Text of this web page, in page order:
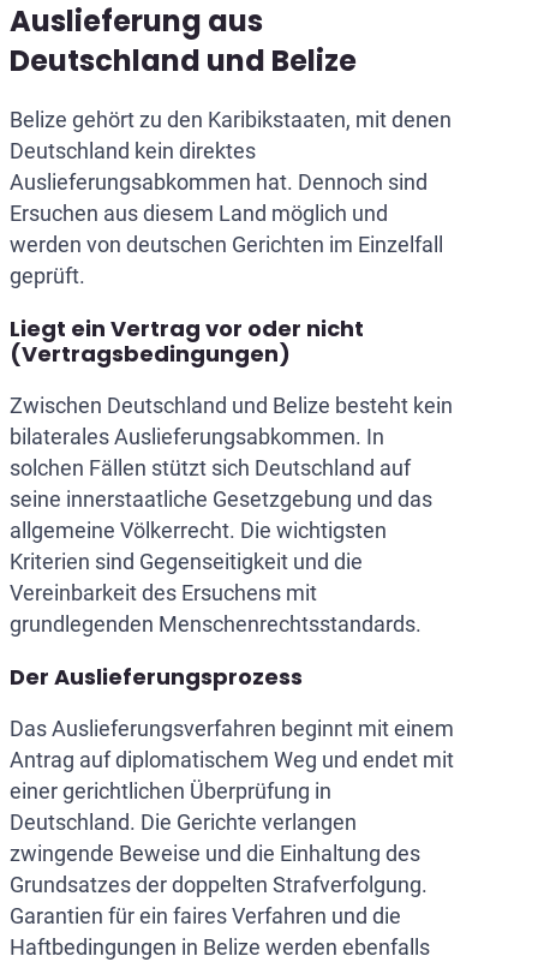
Auslieferung aus
Deutschland und Belize
Belize gehört zu den Karibikstaaten, mit denen
Deutschland kein direktes
Auslieferungsabkommen hat. Dennoch sind
Ersuchen aus diesem Land möglich und
werden von deutschen Gerichten im Einzelfall
geprüft.
Liegt ein Vertrag vor oder nicht
(Vertragsbedingungen)
Zwischen Deutschland und Belize besteht kein
bilaterales Auslieferungsabkommen. In
solchen Fällen stützt sich Deutschland auf
seine innerstaatliche Gesetzgebung und das
allgemeine Völkerrecht. Die wichtigsten
Kriterien sind Gegenseitigkeit und die
Vereinbarkeit des Ersuchens mit
grundlegenden Menschenrechtsstandards.
Der Auslieferungsprozess
Das Auslieferungsverfahren beginnt mit einem
Antrag auf diplomatischem Weg und endet mit
einer gerichtlichen Überprüfung in
Deutschland. Die Gerichte verlangen
zwingende Beweise und die Einhaltung des
Grundsatzes der doppelten Strafverfolgung.
Garantien für ein faires Verfahren und die
Haftbedingungen in Belize werden ebenfalls